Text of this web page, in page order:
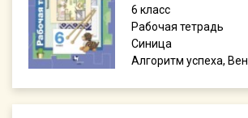
6
Рабочая тетрадь
Синица
Алгоритм успеха,